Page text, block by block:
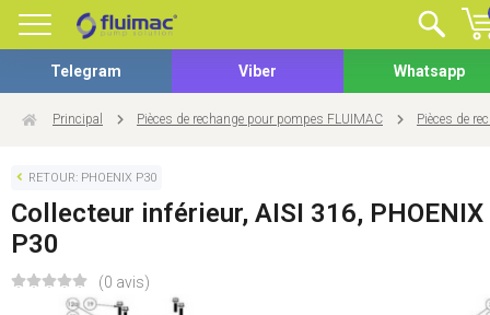
Telegram Viber Whatsapp
Principal Pièces de rechange pour pompes FLUIMAC Pièces de
RETOUR: PHOENIX P30
Collecteur inférieur, AISI 316, PHOENIX
P30
(0 avis)